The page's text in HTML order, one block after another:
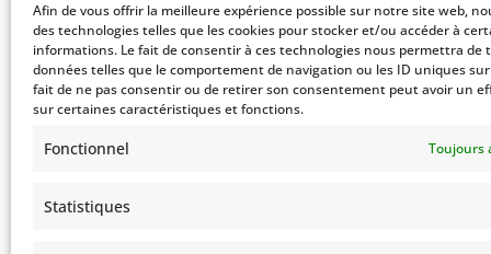
Afin de vous offrir la meilleure expérience possible sur notre site web,
des technologies telles que les cookies pour stocker et/ou accéder à
informations. Le fait de consentir à ces technologies nous permettra de
données telles que le comportement de navigation ou les ID uniques sur
fait de ne pas consentir ou de retirer son consentement peut avoir un
sur certaines caractéristiques et fonctions.
Fonctionnel Toujours
Statistiques
Boutique
Mon Compte
Le Style Bohemians
22